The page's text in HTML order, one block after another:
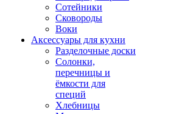
Сотейники
Сковороды
Воки
Аксессуары для кухни
Разделочные доски
Солонки,
перечницы и
ёмкости для
специй
Хлебницы